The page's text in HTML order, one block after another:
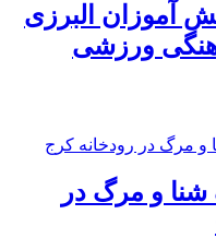
آموزان البرزی
ورزشی
شنا و مرگ در